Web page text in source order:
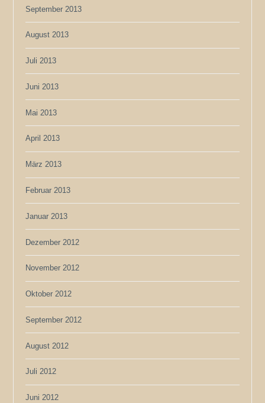
September 2013
August 2013
Juli 2013
Juni 2013
Mai 2013
April 2013
März 2013
Februar 2013
Januar 2013
Dezember 2012
November 2012
Oktober 2012
September 2012
August 2012
Juli 2012
Juni 2012